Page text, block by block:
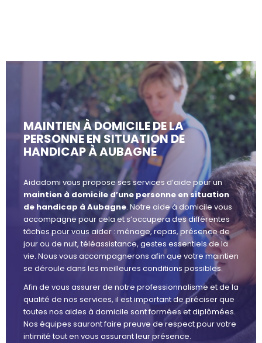
MAINTIEN À DOMICILE DE LA
PERSONNE EN SITUATION DE
HANDICAP À AUBAGNE
Aidadomi vous propose ses services d’aide pour un
maintien à domicile d’une personne en situation
de handicap à Aubagne. Notre aide à domicile vous
accompagne pour cela et s’occupera des différentes
tâches pour vous aider : ménage, repas, présence de
jour ou de nuit, téléassistance, gestes essentiels de la
vie. Nous vous accompagnerons afin que votre maintien
se déroule dans les meilleures conditions possibles.
Afin de vous assurer de notre professionnalisme et de la
qualité de nos services, il est important de préciser que
toutes nos aides à domicile sont formées et diplômées.
Nos équipes sauront faire preuve de respect pour votre
intimité tout en vous assurant leur présence.